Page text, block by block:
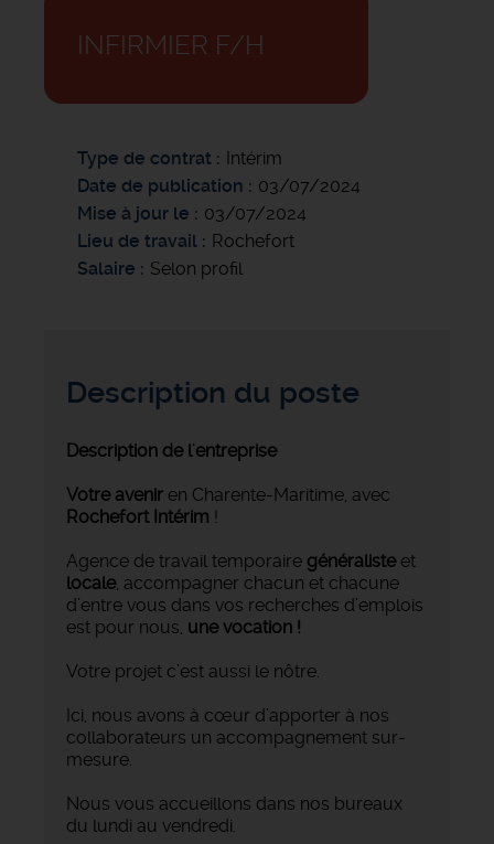
INFIRMIER F/H
Type de contrat
Intérim
Date de publication
03/07/2024
Mise à jour le
03/07/2024
Lieu de travail
Rochefort
Salaire
Selon profil
Description du poste
Description de l'entreprise
Votre avenir en Charente-Maritime, avec
Rochefort Intérim !
Agence de travail temporaire généralisteet
locale, accompagner chacun et chacune
d’entre vous dans vos recherches d’emplois
est pour nous, une vocation !
Votre projet c’est aussi le nôtre.
Ici, nous avons à cœur d’apporter à nos
collaborateurs un accompagnement sur-
mesure.
Nous vous accueillons dans nos bureaux
du lundi au vendredi.